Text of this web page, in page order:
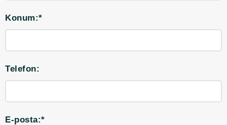
Konum:*
Telefon:
E-posta:*